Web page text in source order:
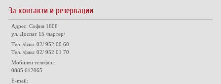
За контакти и резервации
Адрес: София 1606
ул. Доспат 15 /партер/
Тел. /факс 02/ 952 00 60
Тел. /факс 02/ 952 01 70
Мобилен телефон:
0885 612065
E-mail: